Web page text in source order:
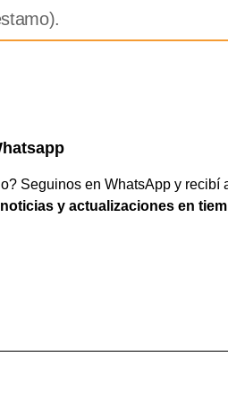
Seguinos en WhatsApp y
y actualizaciones en